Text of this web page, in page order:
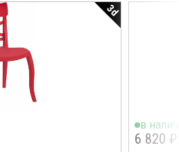
3d
в
6 820 ₽